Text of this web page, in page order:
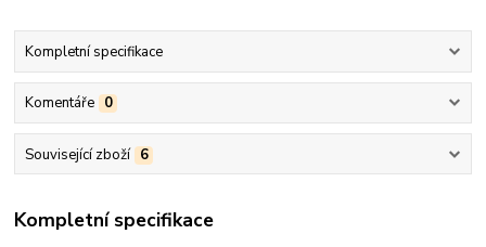
Kompletní specifikace
Komentáře 0
Související zboží 6
Kompletní specifikace